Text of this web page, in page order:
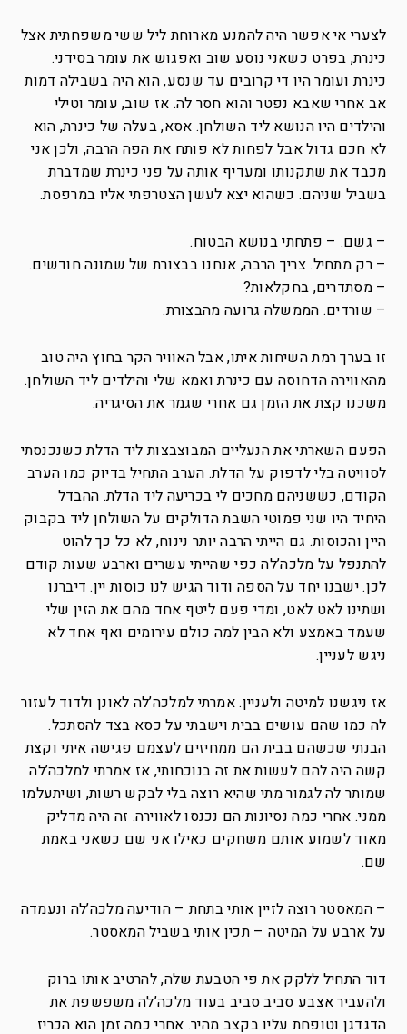
לצערי אי אפשר היה להמנע מארוחת ליל ששי משפחתית אצל
כינרת, בפרט כשאני נוסע שוב ואפגוש את עומר בסידני.
כינרת ועומר היו די קרובים עד שנסע, הוא היה בשבילה דמות
אב אחרי שאבא נפטר והוא חסר לה. אז שוב, עומר וטילי
והילדים היו הנושא ליד השולחן. אסא, בעלה של כינרת, הוא
לא חכם גדול אבל לפחות לא פותח את הפה הרבה, ולכן אני
מכבד את שתקנותו ומעדיף אותה על פני כינרת שמדברת
בשביל שניהם. כשהוא יצא לעשן הצטרפתי אליו במרפסת.
– גשם. – פתחתי בנושא הבטוח.
– רק מתחיל. צריך הרבה, אנחנו בבצורת של שמונה חודשים.
– מסתדרים, בחקלאות?
– שורדים. הממשלה גרועה מהבצורת.
זו בערך רמת השיחות איתו, אבל האוויר הקר בחוץ היה טוב
מהאווירה הדחוסה עם כינרת ואמא שלי והילדים ליד השולחן.
משכנו קצת את הזמן גם אחרי שגמר את הסיגריה.
הפעם השארתי את הנעליים המבוצבצות ליד הדלת כשנכנסתי
לסוויטה בלי לדפוק על הדלת. הערב התחיל בדיוק כמו הערב
הקודם, כששניהם מחכים לי בכריעה ליד הדלת. ההבדל
היחיד היו שני פמוטי השבת הדולקים על השולחן ליד בקבוק
היין והכוסות. גם הייתי הרבה יותר נינוח, לא כל כך להוט
להתנפל על מלכה’לה כפי שהייתי עשרים וארבע שעות קודם
לכן. ישבנו יחד על הספה ודוד הגיש לנו כוסות יין. דיברנו
ושתינו לאט לאט, ומדי פעם ליטף אחד מהם את הזין שלי
שעמד באמצע ולא הבין למה כולם עירומים ואף אחד לא
ניגש לעניין.
אז ניגשנו למיטה ולעניין. אמרתי למלכה’לה לאונן ולדוד לעזור
לה כמו שהם עושים בבית וישבתי על כסא בצד להסתכל.
הבנתי שכשהם בבית הם ממחיזים לעצמם פגישה איתי וקצת
קשה היה להם לעשות את זה בנוכחותי, אז אמרתי למלכה’לה
שמותר לה לגמור מתי שהיא רוצה בלי לבקש רשות, ושיתעלמו
ממני. אחרי כמה נסיונות הם נכנסו לאווירה. זה היה מדליק
מאוד לשמוע אותם משחקים כאילו אני שם כשאני באמת
שם.
– המאסטר רוצה לזיין אותי בתחת – הודיעה מלכה’לה ונעמדה
על ארבע על המיטה – תכין אותי בשביל המאסטר.
דוד התחיל ללקק את פי הטבעת שלה, להרטיב אותו ברוק
ולהעביר אצבע סביב סביב בעוד מלכה’לה משפשפת את
הדגדגן וטופחת עליו בקצב מהיר. אחרי כמה זמן הוא הכריז